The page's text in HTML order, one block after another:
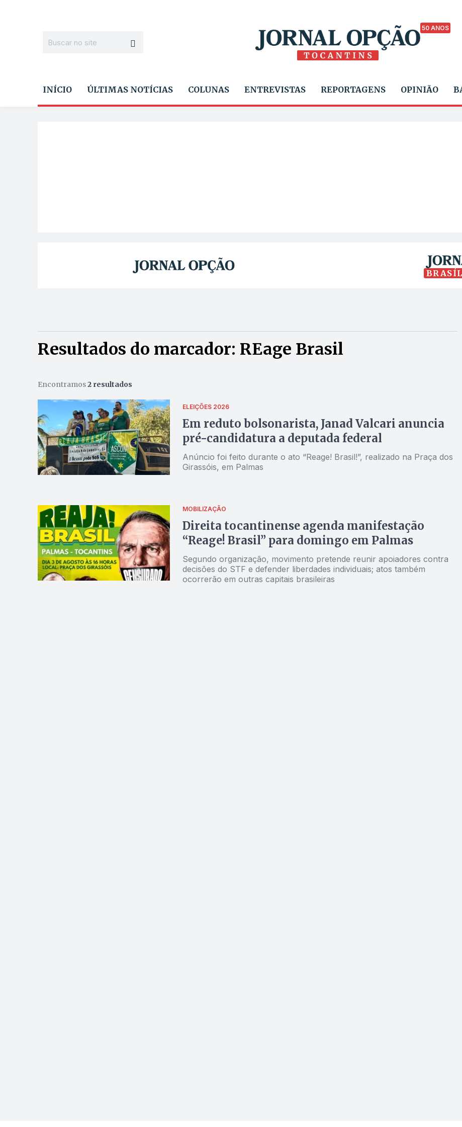
50 ANOS
INÍCIO ÚLTIMAS NOTÍCIAS COLUNAS ENTREVISTAS REPORTAGENS OPINIÃO
Resultados do marcador: REage Brasil
Encontramos2 resultados
ELEIÇÕES 2026
Em reduto bolsonarista, Janad Valcari anuncia
pré-candidatura a deputada federal
Anúncio foi feito durante o ato “Reage! Brasil!”, realizado na Praça dos
Girassóis, em Palmas
MOBILIZAÇÃO
Direita tocantinense agenda manifestação
“Reage! Brasil” para domingo em Palmas
Segundo organização, movimento pretende reunir apoiadores contra
decisões do STF e defender liberdades individuais; atos também
ocorrerão em outras capitais brasileiras